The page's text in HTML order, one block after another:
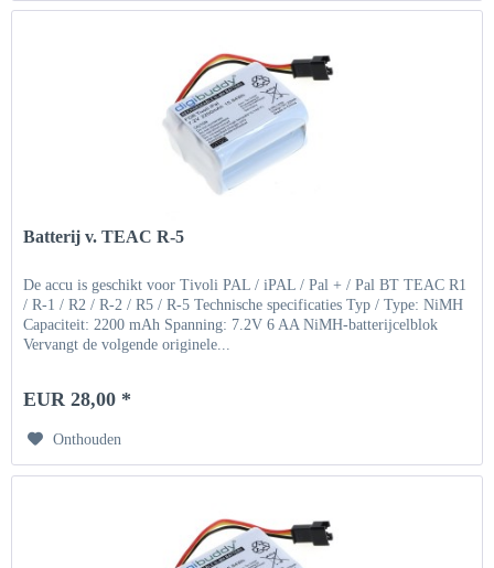
Batterij v. TEAC R-5
De accu is geschikt voor Tivoli PAL / iPAL / Pal + / Pal BT TEAC R1
/ R-1 / R2 / R-2 / R5 / R-5 Technische specificaties Typ / Type: NiMH
Capaciteit: 2200 mAh Spanning: 7.2V 6 AA NiMH-batterijcelblok
Vervangt de volgende originele...
EUR 28,00 *
Onthouden